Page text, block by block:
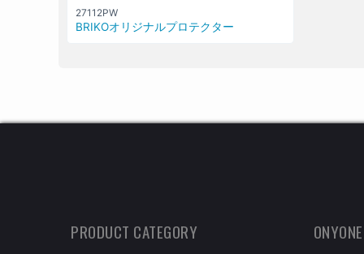
27112PW
BRIKOオリジナルプロテクター
PRODUCT CATEGORY